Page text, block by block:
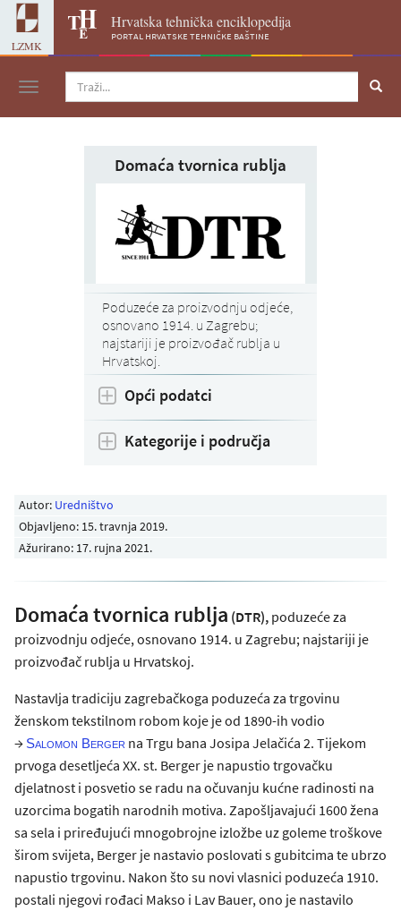
LZMK
Hrvatska tehnička enciklopedija
portal hrvatske tehničke baštine
Navigacija
Autor: Uredništvo
Objavljeno: 15. travnja 2019.
Ažurirano: 17. rujna 2021.
Domaća tvornica rublja (DTR), poduzeće za
proizvodnju odjeće, osnovano 1914. u Zagrebu; najstariji je
proizvođač rublja u Hrvatskoj.
Nastavlja tradiciju zagrebačkoga poduzeća za trgovinu
ženskom tekstilnom robom koje je od 1890-ih vodio
→ Salomon Berger na Trgu bana Josipa Jelačića 2. Tijekom
prvoga desetljeća XX. st. Berger je napustio trgovačku
djelatnost i posvetio se radu na očuvanju kućne radinosti na
uzorcima bogatih narodnih motiva. Zapošljavajući 1600 žena
sa sela i priređujući mnogobrojne izložbe uz goleme troškove
širom svijeta, Berger je nastavio poslovati s gubitcima te ubrzo
napustio trgovinu. Nakon što su novi vlasnici poduzeća 1910.
postali njegovi rođaci Makso i Lav Bauer, ono je nastavilo
Domaća tvornica rublja
Poduzeće za proizvodnju odjeće,
osnovano 1914. u Zagrebu;
najstariji je proizvođač rublja u
Hrvatskoj.
Opći podatci
Kategorije i područja